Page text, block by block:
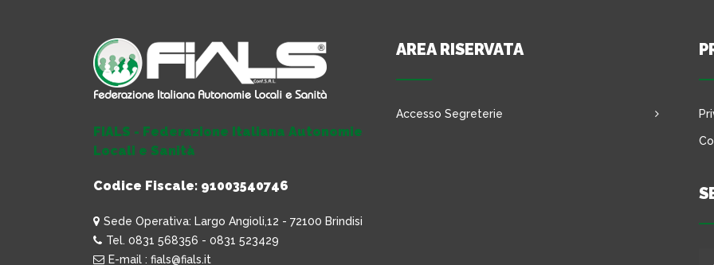
FIALS - Federazione Italiana Autonomie
Locali e Sanità
Codice Fiscale: 91003540746
Sede Operativa: Largo Angioli,12 - 72100 Brindisi
Tel. 0831 568356 - 0831 523429
E-mail : fials@fials.it
AREA RISERVATA
Accesso Segreterie